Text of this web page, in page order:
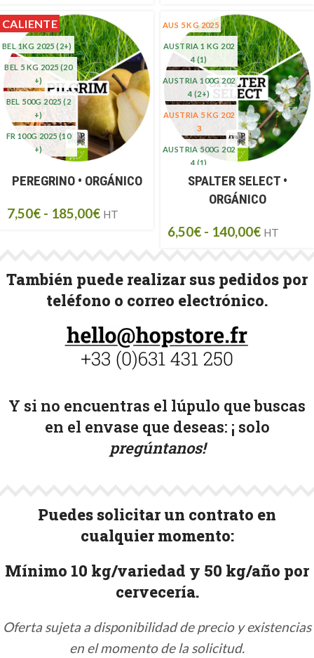
CALIENTE
BEL 1KG 2025(2+)
BEL 5 KG 2025 (20
+)
BEL 500G 2025(2
+)
FR 100G 2025 (10
+)
PEREGRINO • ORGÁNICO
7,50€ - 185,00€ HT
AUS 5 KG 2025
AUSTRIA 1 KG 202
4 (1)
AUSTRIA 100G 202
4 (2+)
AUSTRIA 5 KG 202
3
AUSTRIA 500G 202
4 (1)
AUSTRIA 5KG 202
SPALTER SELECT •
ORGÁNICO
6,50€ - 140,00€ HT
También puede realizar sus pedidos por
teléfono o correo electrónico.
Y si no encuentras el lúpulo que buscas
en el envase que deseas: ¡ solo
pregúntanos!
Puedes solicitar un contrato en
cualquier momento:
Mínimo 10 kg/variedad y 50 kg/año por
cervecería.
Oferta sujeta a disponibilidad de precio y existencias
en el momento de la solicitud.